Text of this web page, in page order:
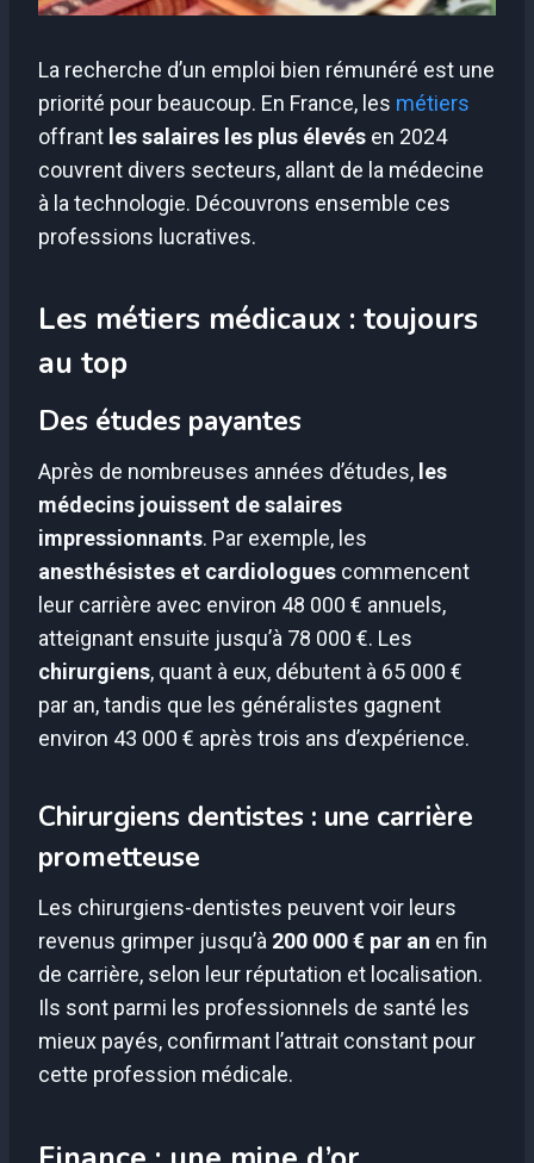
La recherche d’un emploi bien rémunéré est une
priorité pour beaucoup. En France, les métiers
offrant les salaires les plus élevés en 2024
couvrent divers secteurs, allant de la médecine
à la technologie. Découvrons ensemble ces
professions lucratives.
Les métiers médicaux : toujours
au top
Des études payantes
Après de nombreuses années d’études, les
médecins jouissent de salaires
impressionnants. Par exemple, les
anesthésistes et cardiologues commencent
leur carrière avec environ 48 000 € annuels,
atteignant ensuite jusqu’à 78 000 €. Les
chirurgiens, quant à eux, débutent à 65 000 €
par an, tandis que les généralistes gagnent
environ 43 000 € après trois ans d’expérience.
Chirurgiens dentistes : une carrière
prometteuse
Les chirurgiens-dentistes peuvent voir leurs
revenus grimper jusqu’à 200 000 € par an en fin
de carrière, selon leur réputation et localisation.
Ils sont parmi les professionnels de santé les
mieux payés, confirmant l’attrait constant pour
cette profession médicale.